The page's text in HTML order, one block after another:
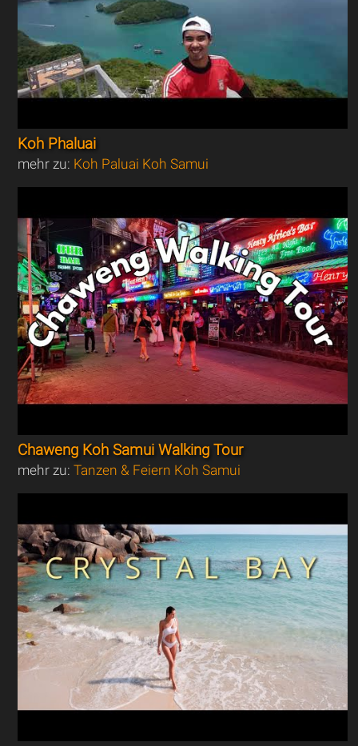
Koh Phaluai
mehr zu: Koh Paluai Koh Samui
Chaweng Koh Samui Walking Tour
mehr zu:Tanzen & Feiern Koh Samui